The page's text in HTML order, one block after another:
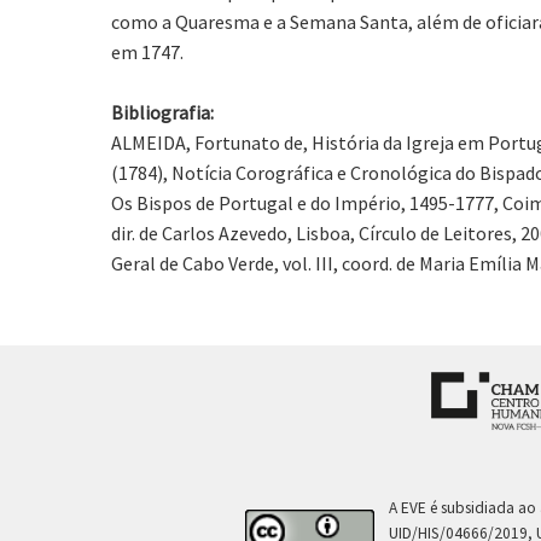
como a Quaresma e a Semana Santa, além de
em 1747.
Bibliografia:
ALMEIDA, Fortunato de, História da Igreja em
(1784), Notícia Corográfica e Cronológica do
Os Bispos de Portugal e do Império, 1495-1777,
dir. de Carlos Azevedo, Lisboa, Círculo de Leitores,
Geral de Cabo Verde, vol. III, coord. de Maria Emília
A EVE é subsidiada
UID/HIS/04666/2019,